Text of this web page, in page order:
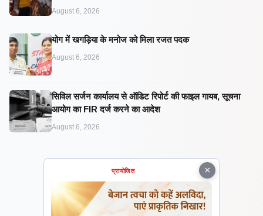
August 6, 2026
​योग में खगड़िया के मनोज को मिला रजत पदक
August 6, 2026
सिविल सर्जन कार्यालय से ऑडिट रिपोर्ट की फाइल गायब, सूचना
आयोग का FIR दर्ज करने का आदेश
August 6, 2026
×
प्रायोजित